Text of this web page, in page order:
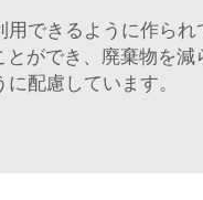
できるように作ら
ができ、廃棄物を
配慮しています。